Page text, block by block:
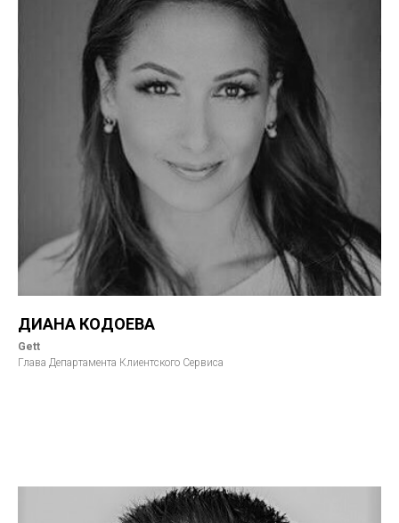
ДИАНА КОДОЕВА
Gett
Глава Департамента Клиентского Сервиса